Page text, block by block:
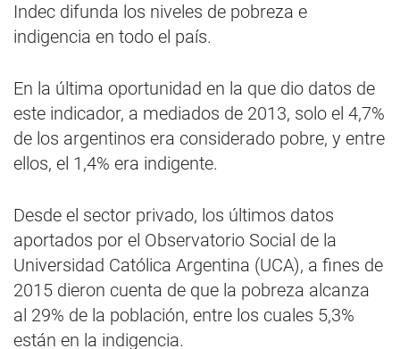
Indec difunda los niveles de pobreza e
indigencia en todo el país.
En la última oportunidad en la que dio datos de
este indicador, a mediados de 2013, solo el 4,7%
de los argentinos era considerado pobre, y entre
ellos, el 1,4% era indigente.
Desde el sector privado, los últimos datos
aportados por el Observatorio Social de la
Universidad Católica Argentina (UCA), a fines de
2015 dieron cuenta de que la pobreza alcanza
al 29% de la población, entre los cuales 5,3%
están en la indigencia.